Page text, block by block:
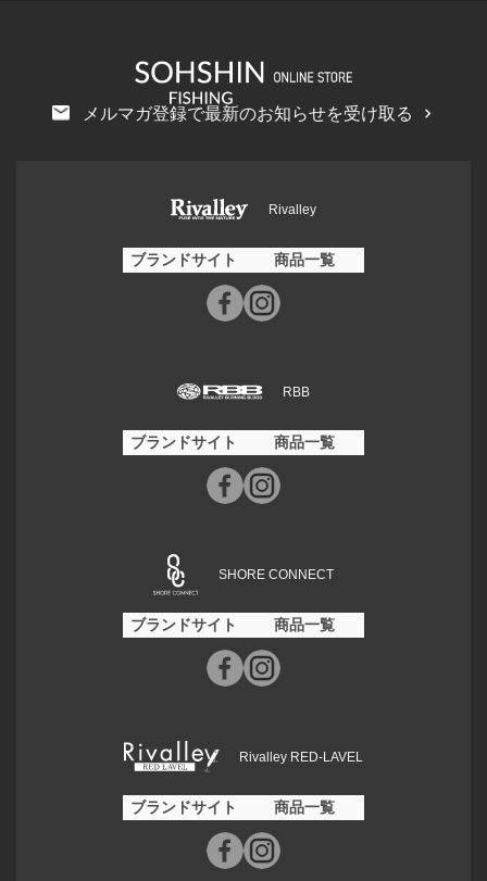
メルマガ登録で最新のお知らせを受け取る
Rivalley
ブランドサイト 商品一覧
RBB
ブランドサイト 商品一覧
SHORE CONNECT
ブランドサイト 商品一覧
Rivalley RED-LAVEL
ブランドサイト 商品一覧